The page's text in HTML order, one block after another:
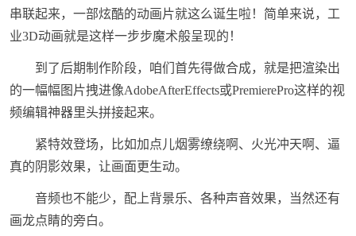
串联起来，一部炫酷的动画片就这么诞生啦！简单来说，工
业3D动画就是这样一步步魔术般呈现的！
到了后期制作阶段，咱们首先得做合成，就是把渲染出
的一幅幅图片拽进像AdobeAfterEffects或PremierePro这样的视
频编辑神器里头拼接起来。
紧特效登场，比如加点儿烟雾缭绕啊、火光冲天啊、逼
真的阴影效果，让画面更生动。
音频也不能少，配上背景乐、各种声音效果，当然还有
画龙点睛的旁白。